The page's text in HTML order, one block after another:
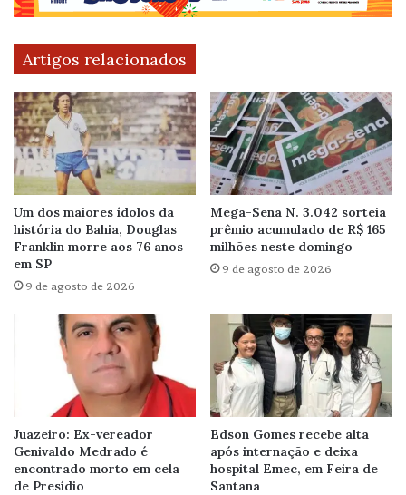
Artigos relacionados
Um dos maiores ídolos da
história do Bahia, Douglas
Franklin morre aos 76 anos
em SP
9 de agosto de 2026
Mega-Sena N. 3.042 sorteia
prêmio acumulado de R$ 165
milhões neste domingo
9 de agosto de 2026
Juazeiro: Ex-vereador
Genivaldo Medrado é
encontrado morto em cela
de Presídio
Edson Gomes recebe alta
após internação e deixa
hospital Emec, em Feira de
Santana